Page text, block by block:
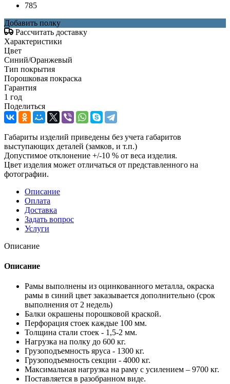
785
Добавить полку
Рассчитать доставку
Характеристики
Цвет
Синий/Оранжевый
Тип покрытия
Порошковая покраска
Гарантия
1 год
Поделиться
Габариты изделий приведены без учета габаритов
выступающих деталей (замков, и т.п.)
Допустимое отклонение +/-10 % от веса изделия.
Цвет изделия может отличаться от представленного на
фотографии.
Описание
Оплата
Доставка
Задать вопрос
Услуги
Описание
Описание
Рамы выполнены из оцинкованного металла, окраска
рамы в синий цвет заказывается дополнительно (срок
выполнения от 2 недель)
Балки окрашены порошковой краской.
Перфорация стоек каждые 100 мм.
Толщина стали стоек - 1,5-2 мм.
Нагрузка на полку до 600 кг.
Грузоподъемность яруса - 1300 кг.
Грузоподъемность секции - 4000 кг.
Максимальная нагрузка на раму с усилением – 9700 кг.
Поставляется в разобранном виде.